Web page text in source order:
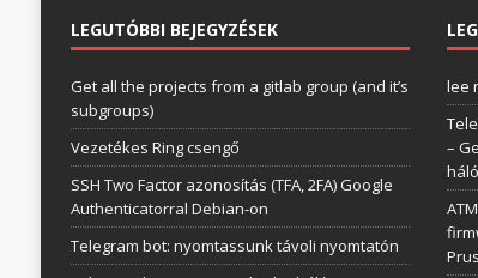
LEGUTÓBBI BEJEGYZÉSEK
Get all the projects from a gitlab group (and it’s
subgroups)
Vezetékes Ring csengő
SSH Two Factor azonosítás (TFA, 2FA) Google
Authenticatorral Debian-on
Telegram bot: nyomtassunk távoli nyomtatón
lee
–